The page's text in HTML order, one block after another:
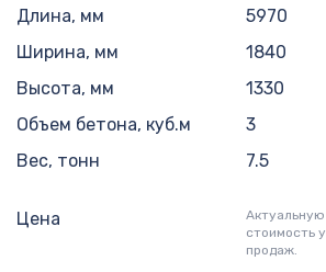
Длина, мм
5970
Ширина, мм
1840
Высота, мм
1330
Объем бетона, куб.м
3
Вес, тонн
7.5
Цена
стоимость
продаж.